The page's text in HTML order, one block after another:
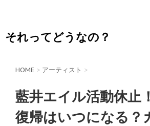
それってどうなの？
HOME > アーティスト >
藍井エイル活動休止
復帰はいつになる？